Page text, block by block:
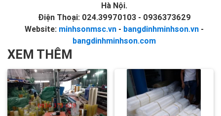
Hà Nội.
Điện Thoại: 024.39970103 - 0936373629
Website: minhsonmsc.vn - bangdinhminhson.vn -
bangdinhminhson.com
XEM THÊM